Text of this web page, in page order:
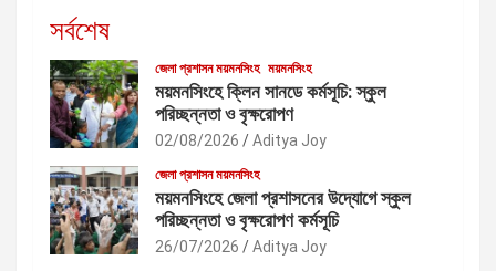
সর্বশেষ
জেলা প্রশাসন ময়মনসিংহ ময়মনসিংহ
ময়মনসিংহে ক্লিন সানডে কর্মসূচি: স্কুল
পরিচ্ছন্নতা ও বৃক্ষরোপণ
02/08/2026 Aditya Joy
জেলা প্রশাসন ময়মনসিংহ
ময়মনসিংহে জেলা প্রশাসনের উদ্যোগে স্কুল
পরিচ্ছন্নতা ও বৃক্ষরোপণ কর্মসূচি
26/07/2026 Aditya Joy